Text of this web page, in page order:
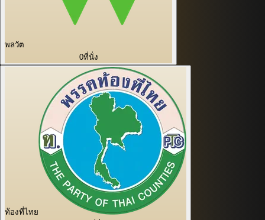
พลวัต
0ที่นั่ง
ท้องที่ไทย